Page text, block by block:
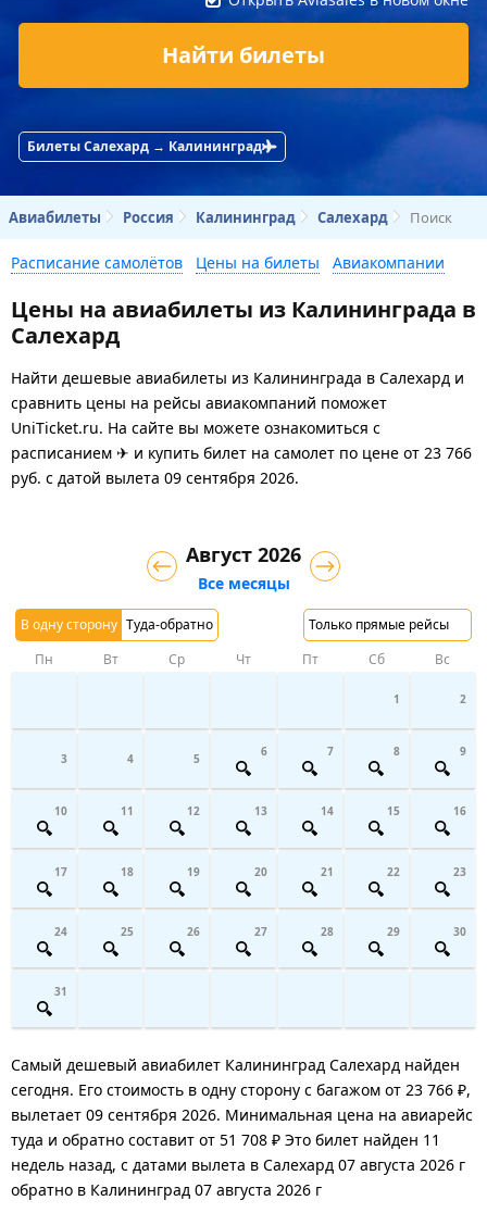
Найти билеты
Билеты Салехард → Калининград
Авиабилеты Россия Калининград Салехард Поиск
Расписание самолётов Цены на билеты Авиакомпании
Цены на авиабилеты из Калининграда в
Салехард
Найти дешевые авиабилеты из Калининграда в Салехард и
сравнить цены на рейсы авиакомпаний поможет
UniTicket.ru. На сайте вы можете ознакомиться с
расписанием ✈ и купить билет на самолет по цене от 23 766
руб. с датой вылета 09 сентября 2026.
В одну сторону Туда-обратно Только прямые рейсы
Август 2026
Все месяцы
Пн Вт Ср Чт Пт Сб Вс
1 2
3 4 5 6 7 8 9
10 11 12 13 14 15 16
17 18 19 20 21 22 23
24 25 26 27 28 29 30
31
Самый дешевый авиабилет Калининград Салехард найден
сегодня. Его стоимость в одну сторону с багажом от 23 766 ₽,
вылетает 09 сентября 2026. Минимальная цена на авиарейс
туда и обратно составит от 51 708 ₽ Это билет найден 11
недель назад, с датами вылета в Салехард 07 августа 2026 г
обратно в Калининград 07 августа 2026 г